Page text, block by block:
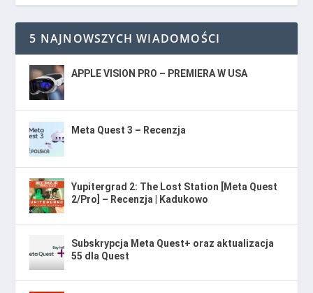
5 NAJNOWSZYCH WIADOMOŚCI
APPLE VISION PRO – PREMIERA W USA
Meta Quest 3 – Recenzja
Yupitergrad 2: The Lost Station [Meta Quest
2/Pro] – Recenzja | Kadukowo
Subskrypcja Meta Quest+ oraz aktualizacja
55 dla Quest